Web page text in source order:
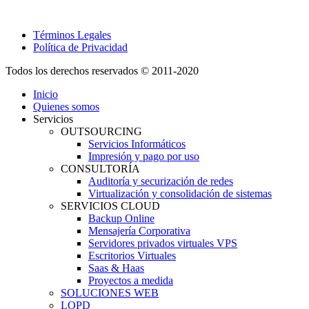
Términos Legales
Política de Privacidad
Todos los derechos reservados © 2011-2020
Inicio
Quienes somos
Servicios
OUTSOURCING
Servicios Informáticos
Impresión y pago por uso
CONSULTORÍA
Auditoría y securización de redes
Virtualización y consolidación de sistemas
SERVICIOS CLOUD
Backup Online
Mensajería Corporativa
Servidores privados virtuales VPS
Escritorios Virtuales
Saas & Haas
Proyectos a medida
SOLUCIONES WEB
LOPD